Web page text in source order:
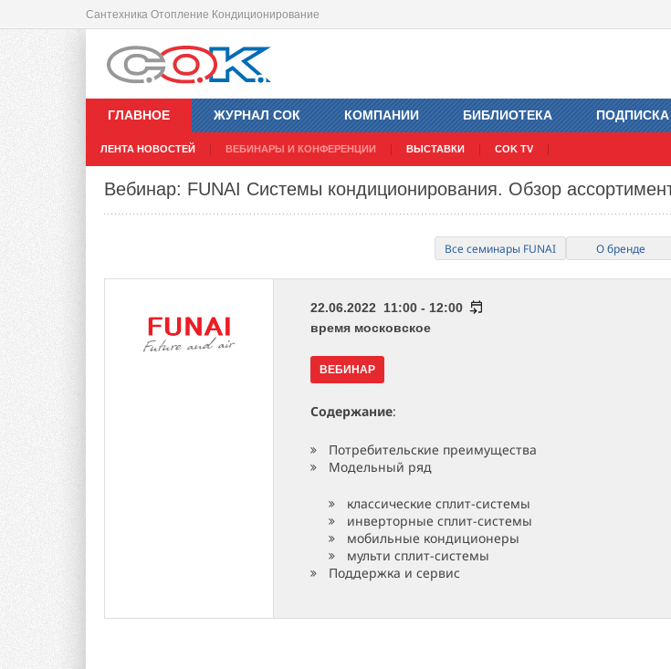
Сантехника Отопление Кондиционирование
ГЛАВНОЕ
ЛЕНТА НОВОСТЕЙ ВЕБИНАРЫ И КОНФЕРЕНЦИИ ВЫСТАВКИ COK TV
ЖУРНАЛ СОК КОМПАНИИ БИБЛИОТЕКА ПОДПИСКА
Вебинар: FUNAI Системы кондиционирования. Обзор
Все семинары FUNAI О бренде
22.06.2022 11:00 - 12:00
время московское
ВЕБИНАР
Содержание:
Потребительские преимущества
Модельный ряд
классические сплит-системы
инверторные сплит-системы
мобильные кондиционеры
мульти сплит-системы
Поддержка и сервис